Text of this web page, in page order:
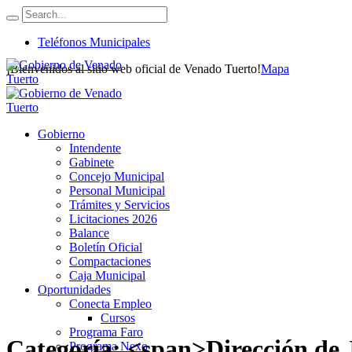
Teléfonos Municipales
¡Bienvenidos al sitio web oficial de Venado Tuerto!Mapa
Gobierno
Intendente
Gabinete
Concejo Municipal
Personal Municipal
Trámites y Servicios
Licitaciones 2026
Balance
Boletín Oficial
Compactaciones
Caja Municipal
Oportunidades
Conecta Empleo
Cursos
Programa Faro
Programa Nexo